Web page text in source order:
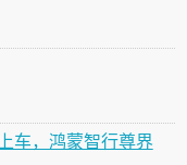
车，鸿蒙智行尊界